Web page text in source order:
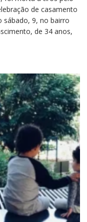
de casamento
9, no bairro
de 34 anos,